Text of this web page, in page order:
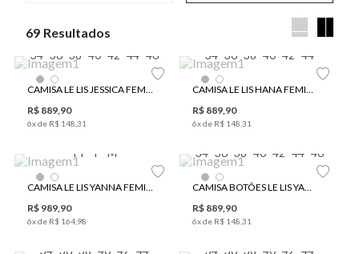
69
34 36 38 40 42 44 46
CAMISA LE LIS JESSICA FEMININA
R$ 889,90
6x de R$ 148 31
34 36 38 40 42 44
CAMISA LE LIS HANA FEMININA
R$ 889,90
6x de R$ 148 31
PP P M
CAMISA LE LIS YANNA FEMININA
R$ 989,90
6x de R$ 164 98
34 36 38 40 42 44 46
CAMISA BOTÕES LE LIS YANNA FEMININA
R$ 889,90
6x de R$ 148 31
34 36 38 40 42 44 34 36 38 40 42 44